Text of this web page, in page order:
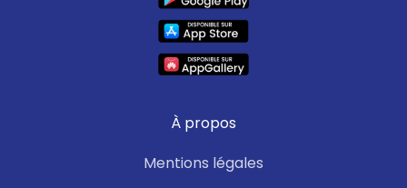
À propos
Mentions légales